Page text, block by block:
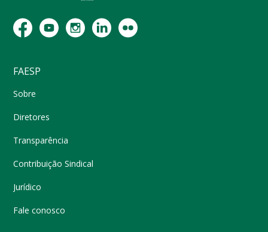
FAESP
Sobre
Diretores
Transparência
Contribuição Sindical
Jurídico
Fale conosco